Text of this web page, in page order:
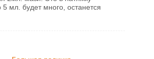
5 мл. будет много, останется